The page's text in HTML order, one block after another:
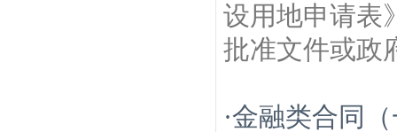
设用地申请表
批准文件或政
·金融类合同